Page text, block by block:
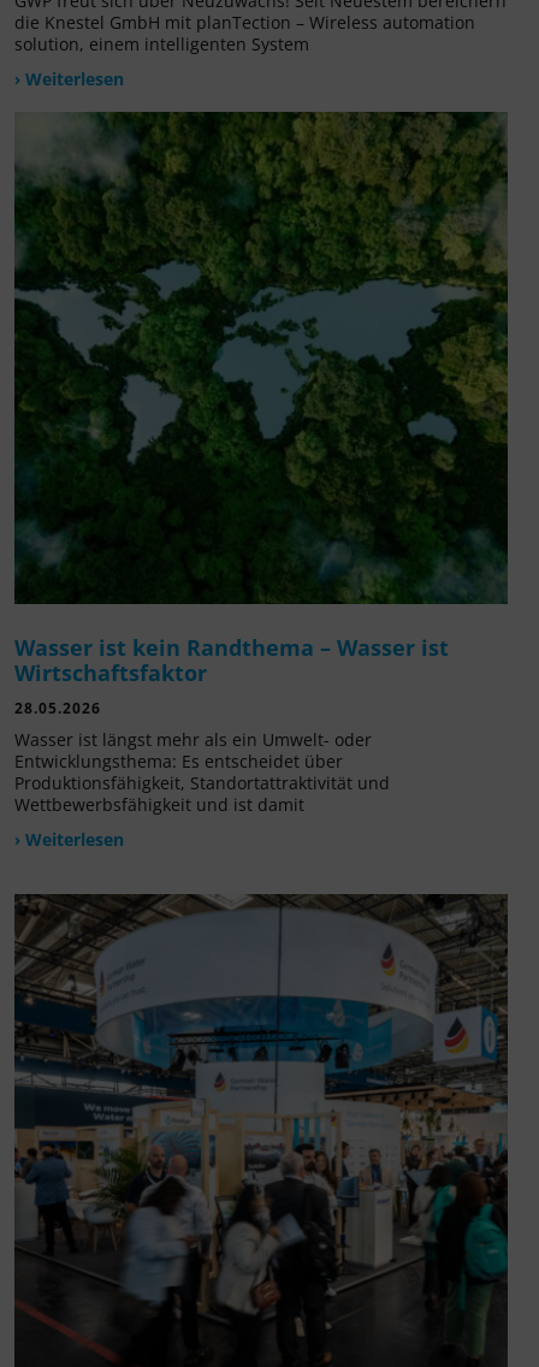
die Knestel GmbH mit planTection – Wireless automation
solution, einem intelligenten System
› Weiterlesen
Wasser ist kein Randthema – Wasser ist
Wirtschaftsfaktor
28.05.2026
Wasser ist längst mehr als ein Umwelt- oder
Entwicklungsthema: Es entscheidet über
Produktionsfähigkeit, Standortattraktivität und
Wettbewerbsfähigkeit und ist damit
› Weiterlesen